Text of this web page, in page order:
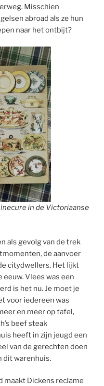
Misschien
abroad als ze hun
naar het ontbijt?
in de Victoriaanse
als gevolg van de trek
de aanvoer
citydwellers. Het lijkt
eeuw. Vlees was een
is het nu. Je moet je
voor iedereen was
en meer op tafel,
beef steak
heeft in zijn jeugd een
van de gerechten doen
dit warenhuis.
maakt Dickens reclame